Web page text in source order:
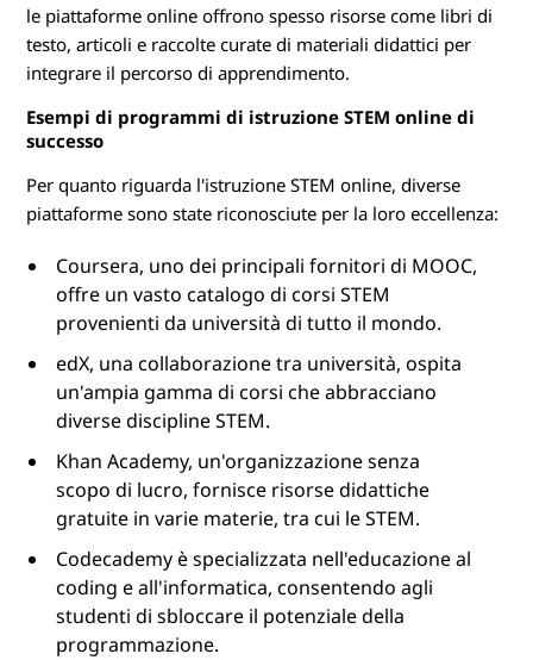
le piattaforme online offrono spesso risorse come libri di
testo, articoli e raccolte curate di materiali didattici per
integrare il percorso di apprendimento.
Esempi di programmi di istruzione STEM online di
successo
Per quanto riguarda l'istruzione STEM online, diverse
piattaforme sono state riconosciute per la loro eccellenza:
Coursera, uno dei principali fornitori di MOOC,
offre un vasto catalogo di corsi STEM
provenienti da università di tutto il mondo.
edX, una collaborazione tra università, ospita
un'ampia gamma di corsi che abbracciano
diverse discipline STEM.
Khan Academy, un'organizzazione senza
scopo di lucro, fornisce risorse didattiche
gratuite in varie materie, tra cui le STEM.
Codecademy è specializzata nell'educazione al
coding e all'informatica, consentendo agli
studenti di sbloccare il potenziale della
programmazione.